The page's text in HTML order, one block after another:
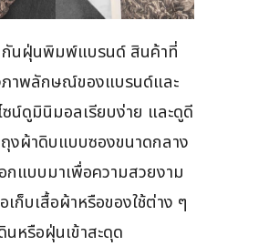
กันฝุ่นพิมพ์แบรนด์ สินค้าที่
าพลักษณ์ของแบรนด์และ
ซน์ดูมินิมอลเรียบง่าย และดูดี
งผ้าดิบแบบซองขนาดกลาง
กแบบมาเพื่อความสวยงาม
เก็บเสื้อผ้าหรือของใช้ต่าง ๆ
นหรือฝุ่นเข้าสะดุด